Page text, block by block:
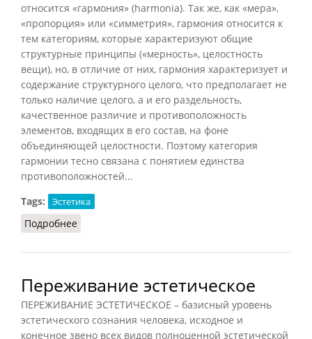
относится «гармония» (harmonia). Так же, как «мера»,
«пропорция» или «симметрия», гармония относится к
тем категориям, которые характеризуют общие
структурные принципы («мерность», целостность
вещи), но, в отличие от них, гармония характеризует и
содержание структурного целого, что предполагает не
только наличие целого, а и его раздельность,
качественное различие и противоположность
элементов, входящих в его состав, на фоне
объединяющей целостности. Поэтому категория
гармонии тесно связана с понятием единства
противоположностей...
Tags:
Эстетика
Подробнее
Переживание эстетическое
ПЕРЕЖИВАНИЕ ЭСТЕТИЧЕСКОЕ – базисный уровень
эстетического сознания человека, исходное и
конечное звено всех видов полноценной эстетической